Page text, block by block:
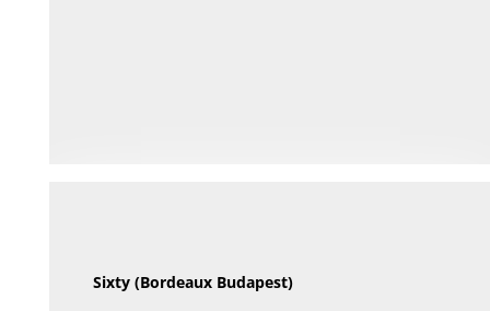
auf
Sixty (Bordeaux Budapest)